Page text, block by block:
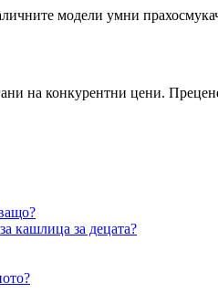
модели умни
на конкурентни цени.
кашлица за децата?